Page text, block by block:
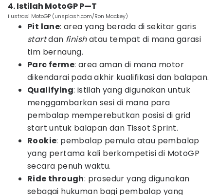
4. Istilah MotoGP P—T
ilustrasi MotoGP (unsplash.com/Ron Mackey)
Pit lane: area yang berada di sekitar garis
startdan finishatau tempat di mana garasi
tim bernaung.
Parc ferme: area aman di mana motor
dikendarai pada akhir kualifikasi dan balapan.
Qualifying: istilah yang digunakan untuk
menggambarkan sesi di mana para
pembalap memperebutkan posisi di grid
start untuk balapan dan Tissot Sprint.
Rookie: pembalap pemula atau pembalap
yang pertama kali berkompetisi di MotoGP
secara penuh waktu.
Ride through: prosedur yang digunakan
sebagai hukuman bagi pembalap yang